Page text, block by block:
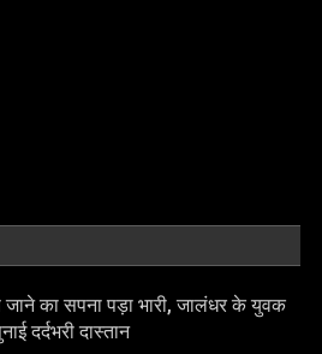
का सपना पड़ा भारी, जालंधर के युवक
दर्दभरी दास्तान